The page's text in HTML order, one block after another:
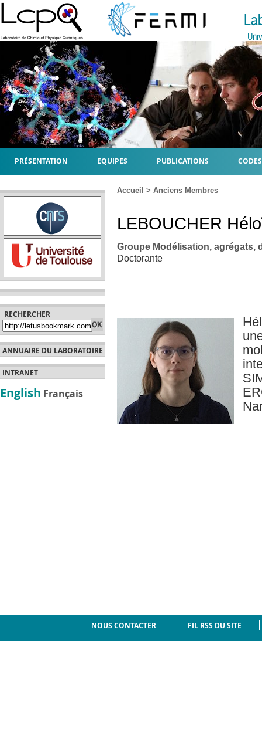
PRÉSENTATION EQUIPES PUBLICATIONS
RECHERCHER
ANNUAIRE DU LABORATOIRE
INTRANET
English Français
Accueil > Anciens Membres
LEBOUCHER
Groupe Modélisation, agrégats,
Doctorante
NOUS CONTACTER FIL RSS DU SITE